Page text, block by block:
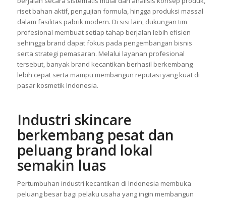
riset bahan aktif, pengujian formula, hingga produksi massal
dalam fasilitas pabrik modern. Di sisi lain, dukungan tim
profesional membuat setiap tahap berjalan lebih efisien
sehingga brand dapat fokus pada pengembangan bisnis
serta strategi pemasaran. Melalui layanan profesional
tersebut, banyak brand kecantikan berhasil berkembang
lebih cepat serta mampu membangun reputasi yang kuat di
pasar kosmetik Indonesia.
Industri skincare
berkembang pesat dan
peluang brand lokal
semakin luas
Pertumbuhan industri kecantikan di Indonesia membuka
peluang besar bagi pelaku usaha yang ingin membangun